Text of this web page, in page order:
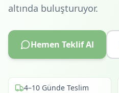
altında buluşturuyor.
Hemen Teklif Al
4–10 Günde Teslim